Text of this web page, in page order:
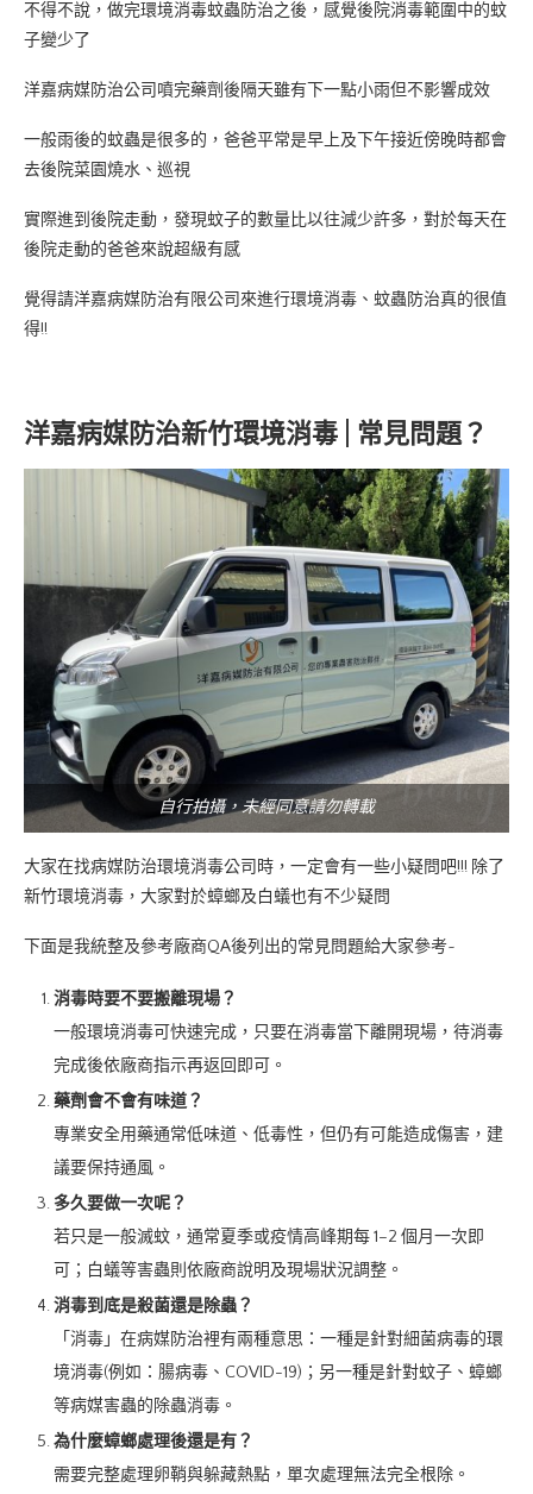
不得不說，做完環境消毒蚊蟲防治之後，感覺後院消毒範圍中的蚊
子變少了
洋嘉病媒防治公司噴完藥劑後隔天雖有下一點小雨但不影響成效
一般雨後的蚊蟲是很多的，爸爸平常是早上及下午接近傍晚時都會
去後院菜園燒水、巡視
實際進到後院走動，發現蚊子的數量比以往減少許多，對於每天在
後院走動的爸爸來說超級有感
覺得請洋嘉病媒防治有限公司來進行環境消毒、蚊蟲防治真的很值
得!!
洋嘉病媒防治新竹環境消毒 | 常見問題？
自行拍攝，未經同意請勿轉載
大家在找病媒防治環境消毒公司時，一定會有一些小疑問吧!!! 除了
新竹環境消毒，大家對於蟑螂及白蟻也有不少疑問
下面是我統整及參考廠商QA後列出的常見問題給大家參考~
消毒時要不要搬離現場？
一般環境消毒可快速完成，只要在消毒當下離開現場，待消毒
完成後依廠商指示再返回即可。
藥劑會不會有味道？
專業安全用藥通常低味道、低毒性，但仍有可能造成傷害，建
議要保持通風。
多久要做一次呢？
若只是一般滅蚊，通常夏季或疫情高峰期每 1–2 個月一次即
可；白蟻等害蟲則依廠商說明及現場狀況調整。
消毒到底是殺菌還是除蟲？
「消毒」在病媒防治裡有兩種意思：一種是針對細菌病毒的環
境消毒(例如：腸病毒、COVID-19)；另一種是針對蚊子、蟑螂
等病媒害蟲的除蟲消毒。
為什麼蟑螂處理後還是有？
需要完整處理卵鞘與躲藏熱點，單次處理無法完全根除。